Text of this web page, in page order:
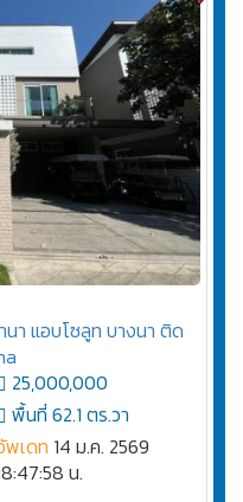
นา แอบโซลูท บางนา ติด
25,000,000
พื้นที่ 62.1 ตร.วา
พเดท 14 ม.ค. 2569
น.